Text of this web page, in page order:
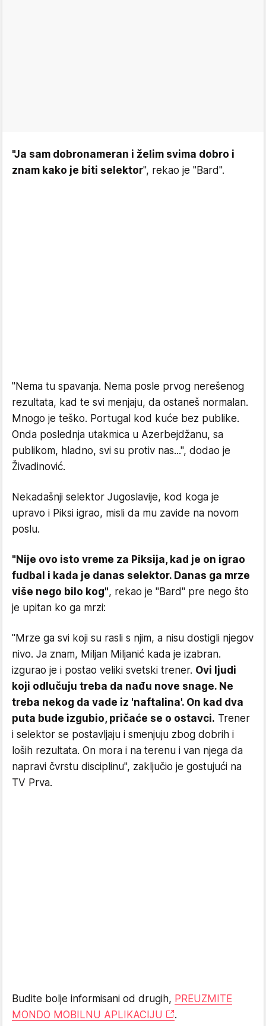
"Ja sam dobronameran i želim svima dobro i
znam kako je biti selektor", rekao je "Bard".
"Nema tu spavanja. Nema posle prvog nerešenog
rezultata, kad te svi menjaju, da ostaneš normalan.
Mnogo je teško. Portugal kod kuće bez publike.
Onda poslednja utakmica u Azerbejdžanu, sa
publikom, hladno, svi su protiv nas...", dodao je
Živadinović.
Nekadašnji selektor Jugoslavije, kod koga je
upravo i Piksi igrao, misli da mu zavide na novom
poslu.
"Nije ovo isto vreme za Piksija, kad je on igrao
fudbal i kada je danas selektor. Danas ga mrze
više nego bilo kog", rekao je "Bard" pre nego što
je upitan ko ga mrzi:
"Mrze ga svi koji su rasli s njim, a nisu dostigli njegov
nivo. Ja znam, Miljan Miljanić kada je izabran.
izgurao je i postao veliki svetski trener. Ovi ljudi
koji odlučuju treba da nađu nove snage. Ne
treba nekog da vade iz 'naftalina'. On kad dva
puta bude izgubio, pričaće se o ostavci. Trener
i selektor se postavljaju i smenjuju zbog dobrih i
loših rezultata. On mora i na terenu i van njega da
napravi čvrstu disciplinu", zaključio je gostujući na
TV Prva.
Budite bolje informisani od drugih, PREUZMITE
MONDO MOBILNU APLIKACIJU
.